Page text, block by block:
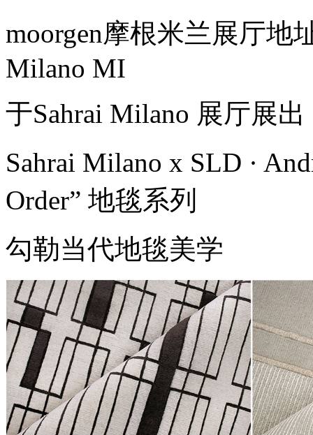
moorgen摩根米兰展厅地
Milano MI
于Sahrai Milano 展厅展出
Sahrai Milano x SLD ·
Order” 地毯系列
勾勒当代地毯美学